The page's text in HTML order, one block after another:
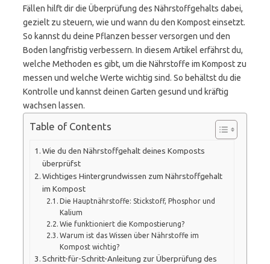
Fällen hilft dir die Überprüfung des Nährstoffgehalts dabei,
gezielt zu steuern, wie und wann du den Kompost einsetzt.
So kannst du deine Pflanzen besser versorgen und den
Boden langfristig verbessern. In diesem Artikel erfährst du,
welche Methoden es gibt, um die Nährstoffe im Kompost zu
messen und welche Werte wichtig sind. So behältst du die
Kontrolle und kannst deinen Garten gesund und kräftig
wachsen lassen.
Table of Contents
Wie du den Nährstoffgehalt deines Komposts
überprüfst
Wichtiges Hintergrundwissen zum Nährstoffgehalt
im Kompost
Die Hauptnährstoffe: Stickstoff, Phosphor und
Kalium
Wie funktioniert die Kompostierung?
Warum ist das Wissen über Nährstoffe im
Kompost wichtig?
Schritt-für-Schritt-Anleitung zur Überprüfung des